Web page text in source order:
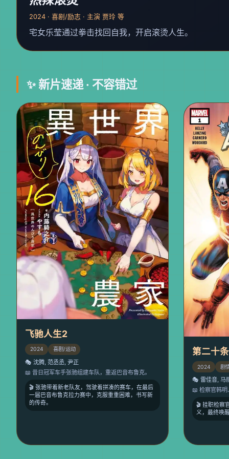
2024 · 喜剧/励志 · 主演 贾玲 等
宅女乐莹通过拳击找回自我，开启滚烫人生。
✨ 新片速递 · 不容错过
飞驰人生2
2024 喜剧/运动
🎭 沈腾, 范丞丞, 尹正
📖 昔日冠军车手张驰组建车队，重返巴音布鲁克。
🎬 张驰带着新老队友，驾驶着拼凑的赛车，在最后
一届巴音布鲁克拉力赛中，克服重重困难，书写新
的传奇。
第二十条
2024 剧
🎭 雷佳音, 马
📖 检察官韩
🎬 挂职检察
义，最终唤